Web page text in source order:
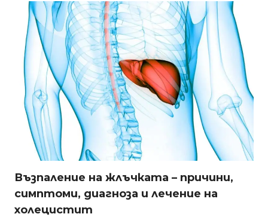
Възпаление на жлъчката – причини,
симптоми, диагноза и лечение на
холецистит